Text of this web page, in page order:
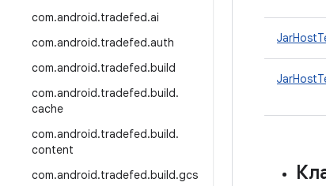
com.android.tradefed.ai
com.android.tradefed.auth
com.android.tradefed.build
com.android.tradefed.build.
cache
com.android.tradefed.build.
content
com.android.tradefed.build.gcs